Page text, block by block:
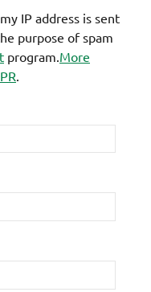
IP address is sent
purpose of spam
program. More